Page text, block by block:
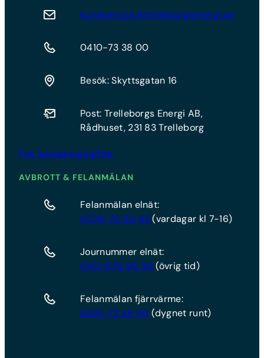
kundservice@trelleborgsenergi.se
0410-73 38 00
Besök: Skyttsgatan 16
Post: Trelleborgs Energi AB,
Rådhuset, 231 83 Trelleborg
Fler kontaktuppgifter
AVBROTT & FELANMÄLAN
Felanmälan elnät:
0729-76 50 83(vardagar kl 7-16)
Journummer elnät:
040-676 90 50(övrig tid)
Felanmälan fjärrvärme:
0410-73 48 00(dygnet runt)